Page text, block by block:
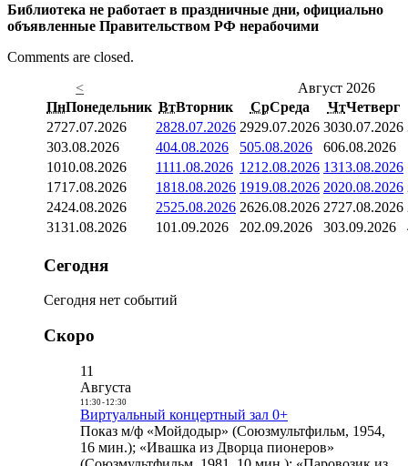
Библиотека не работает в праздничные дни, официально
объявленные Правительством РФ нерабочими
Comments are closed.
<
Август 2026
ПнПонедельник ВтВторник СрСреда ЧтЧетверг
2727.07.2026 2828.07.2026 2929.07.2026 3030.07.2026
303.08.2026 404.08.2026 505.08.2026 606.08.2026
1010.08.2026 1111.08.2026 1212.08.2026 1313.08.2026
1717.08.2026 1818.08.2026 1919.08.2026 2020.08.2026
2424.08.2026 2525.08.2026 2626.08.2026 2727.08.2026
3131.08.2026 101.09.2026 202.09.2026 303.09.2026
Сегодня
Сегодня нет событий
Скоро
11
Августа
11:30- 12:30
Виртуальный концертный зал 0+
Показ м/ф «Мойдодыр» (Союзмультфильм, 1954,
16 мин.); «Ивашка из Дворца пионеров»